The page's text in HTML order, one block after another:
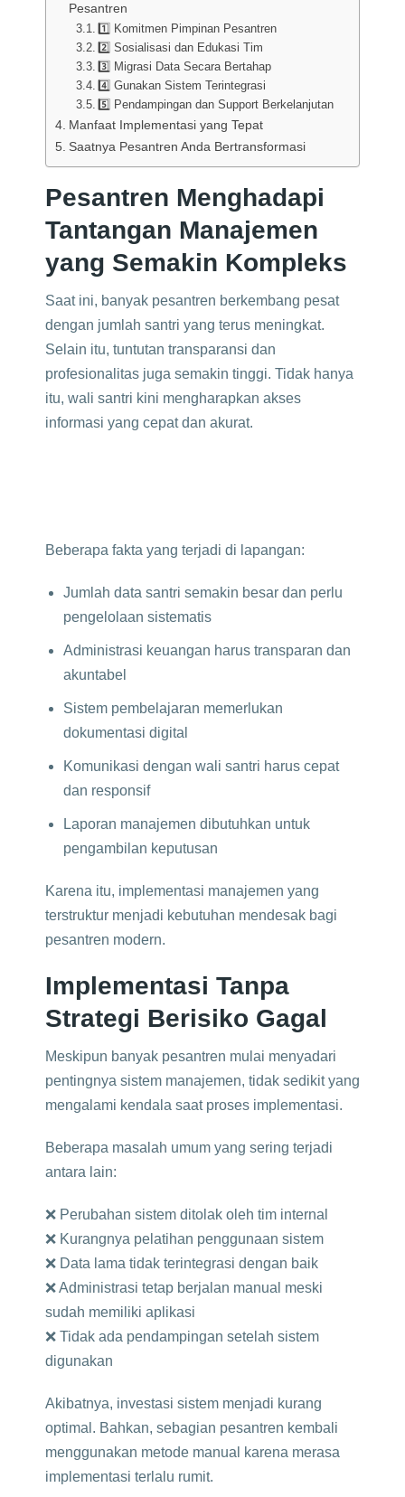
Pesantren
1️⃣ Komitmen Pimpinan Pesantren
2️⃣ Sosialisasi dan Edukasi Tim
3️⃣ Migrasi Data Secara Bertahap
4️⃣ Gunakan Sistem Terintegrasi
5️⃣ Pendampingan dan Support Berkelanjutan
Manfaat Implementasi yang Tepat
Saatnya Pesantren Anda Bertransformasi
Pesantren Menghadapi
Tantangan Manajemen
yang Semakin Kompleks
Saat ini, banyak pesantren berkembang pesat
dengan jumlah santri yang terus meningkat.
Selain itu, tuntutan transparansi dan
profesionalitas juga semakin tinggi. Tidak hanya
itu, wali santri kini mengharapkan akses
informasi yang cepat dan akurat.
Beberapa fakta yang terjadi di lapangan:
Jumlah data santri semakin besar dan perlu
pengelolaan sistematis
Administrasi keuangan harus transparan dan
akuntabel
Sistem pembelajaran memerlukan
dokumentasi digital
Komunikasi dengan wali santri harus cepat
dan responsif
Laporan manajemen dibutuhkan untuk
pengambilan keputusan
Karena itu, implementasi manajemen yang
terstruktur menjadi kebutuhan mendesak bagi
pesantren modern.
Implementasi Tanpa
Strategi Berisiko Gagal
Meskipun banyak pesantren mulai menyadari
pentingnya sistem manajemen, tidak sedikit yang
mengalami kendala saat proses implementasi.
Beberapa masalah umum yang sering terjadi
antara lain:
❌ Perubahan sistem ditolak oleh tim internal
❌ Kurangnya pelatihan penggunaan sistem
❌ Data lama tidak terintegrasi dengan baik
❌ Administrasi tetap berjalan manual meski
sudah memiliki aplikasi
❌ Tidak ada pendampingan setelah sistem
digunakan
Akibatnya, investasi sistem menjadi kurang
optimal. Bahkan, sebagian pesantren kembali
menggunakan metode manual karena merasa
implementasi terlalu rumit.